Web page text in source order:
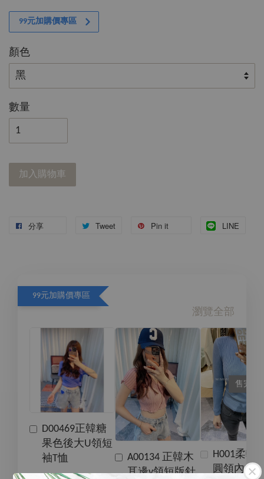
99元加購價專區
顏色
數量
加入購物車
分享 Tweet Pin it LINE
99元加購價專區
瀏覽全部
D00469正韓糖
果色後大U領短
袖T恤
A00134 正韓木
耳邊v領短版針
售完
H001柔軟
圓領內搭